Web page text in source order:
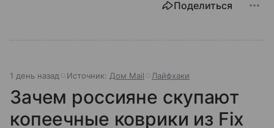
Поделиться
1 день назад Источник: Дом Mail Лайфхаки
Зачем россияне скупают
копеечные коврики из Fix